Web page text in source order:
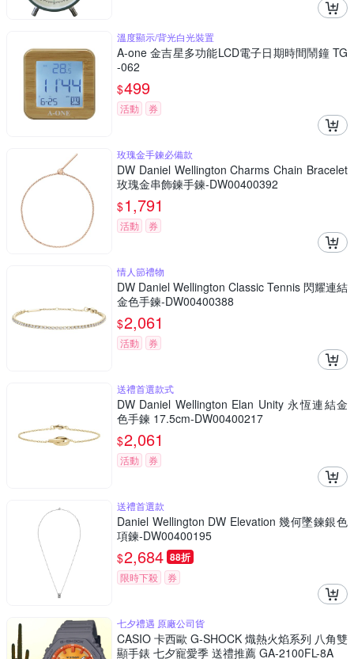
溫度顯示/背光白光裝置
A-one 金吉星多功能LCD電子日期時間鬧鐘 TG
-062
$499
活動 券
玫瑰金手鍊必備款
DW Daniel Wellington Charms Chain Bracelet
玫瑰金串飾鍊手鍊-DW00400392
$1,791
活動 券
情人節禮物
DW Daniel Wellington Classic Tennis 閃耀連結
金色手鍊-DW00400388
$2,061
活動 券
送禮首選款式
DW Daniel Wellington Elan Unity 永恆連結金
色手鍊 17.5cm-DW00400217
$2,061
活動 券
送禮首選款
Daniel Wellington DW Elevation 幾何墜鍊銀色
項鍊-DW00400195
$2,684 88折
限時下殺 券
七夕禮遇 原廠公司貨
CASIO 卡西歐 G-SHOCK 熾熱火焰系列 八角雙
顯手錶 七夕寵愛季 送禮推薦 GA-2100FL-8A